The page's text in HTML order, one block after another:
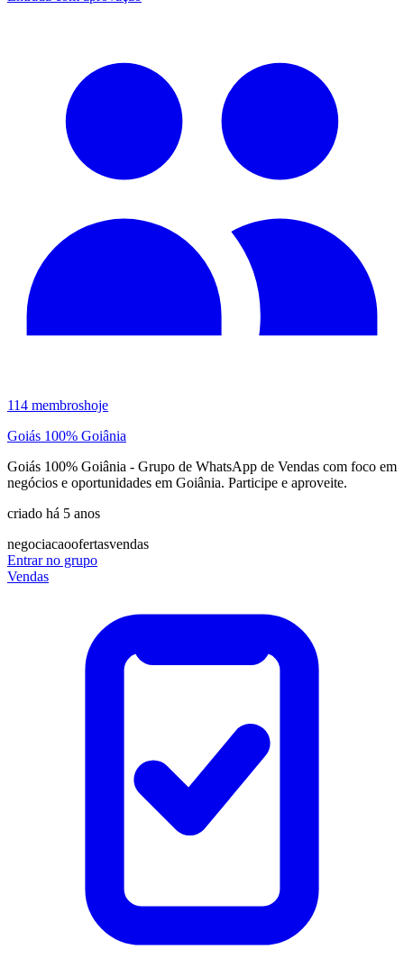
114 membroshoje
Goiás 100% Goiânia
Goiás 100% Goiânia - Grupo de WhatsApp de Vendas com foco em
negócios e oportunidades em Goiânia. Participe e aproveite.
criado há 5 anos
negociacaoofertasvendas
Entrar no grupo
Vendas